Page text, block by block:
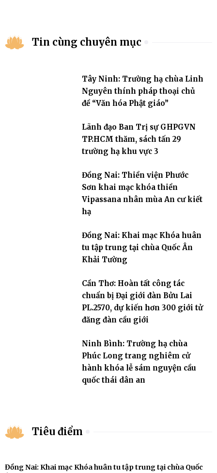
Tin cùng chuyên mục
Tây Ninh: Trường hạ chùa Linh
Nguyên thính pháp thoại chủ
đề “Văn hóa Phật giáo”
Lãnh đạo Ban Trị sự GHPGVN
TP.HCM thăm, sách tấn 29
trường hạ khu vực 3
Đồng Nai: Thiền viện Phước
Sơn khai mạc khóa thiền
Vipassana nhân mùa An cư kiết
hạ
Đồng Nai: Khai mạc Khóa huân
tu tập trung tại chùa Quốc Ân
Khải Tường
Cần Thơ: Hoàn tất công tác
chuẩn bị Đại giới đàn Bửu Lai
PL.2570, dự kiến hơn 300 giới tử
đăng đàn cầu giới
Ninh Bình: Trường hạ chùa
Phúc Long trang nghiêm cử
hành khóa lễ sám nguyện cầu
quốc thái dân an
Tiêu điểm
Đồng Nai: Khai mạc Khóa huân tu tập trung tại chùa Quốc